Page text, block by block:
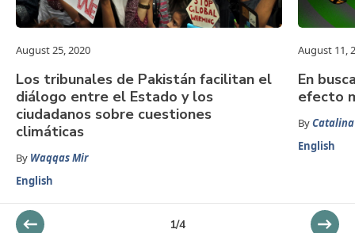
August 25, 2020
Los tribunales de Pakistán facilitan el
diálogo entre el Estado y los
ciudadanos sobre cuestiones
climáticas
By Waqqas Mir
English
August 11,
En
efecto
By
English
1/4